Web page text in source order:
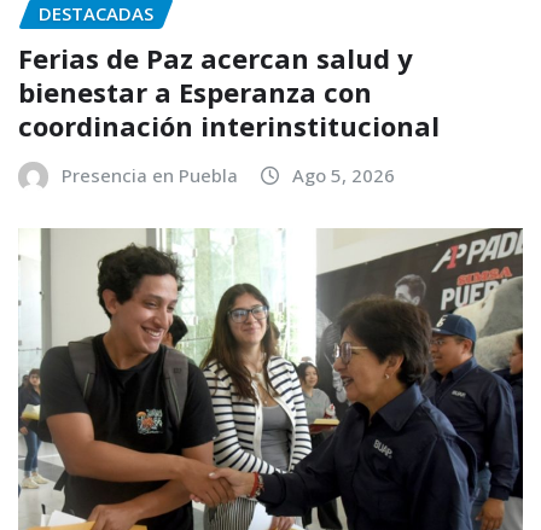
DESTACADAS
Ferias de Paz acercan salud y
bienestar a Esperanza con
coordinación interinstitucional
Presencia en Puebla Ago 5, 2026